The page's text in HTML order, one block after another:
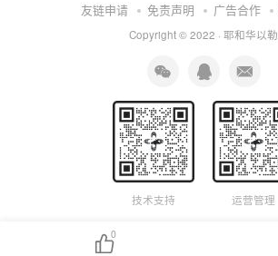
友链申请 免责声明 广告合作
Copyright © 2022 · 耶和华以勒
技术支持 运营管理
0